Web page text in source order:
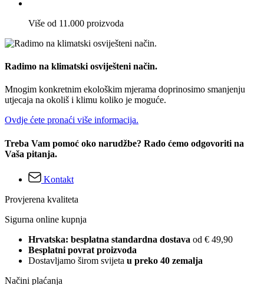
Više od 11.000 proizvoda
Radimo na klimatski osviješteni način.
Mnogim konkretnim ekološkim mjerama doprinosimo smanjenju
utjecaja na okoliš i klimu koliko je moguće.
Ovdje ćete pronaći više informacija.
Treba Vam pomoć oko narudžbe? Rado ćemo odgovoriti na
Vaša pitanja.
Kontakt
Provjerena kvaliteta
Sigurna online kupnja
Hrvatska: besplatna standardna dostava od € 49,90
Besplatni povrat proizvoda
Dostavljamo širom svijeta u preko 40 zemalja
Načini plaćanja